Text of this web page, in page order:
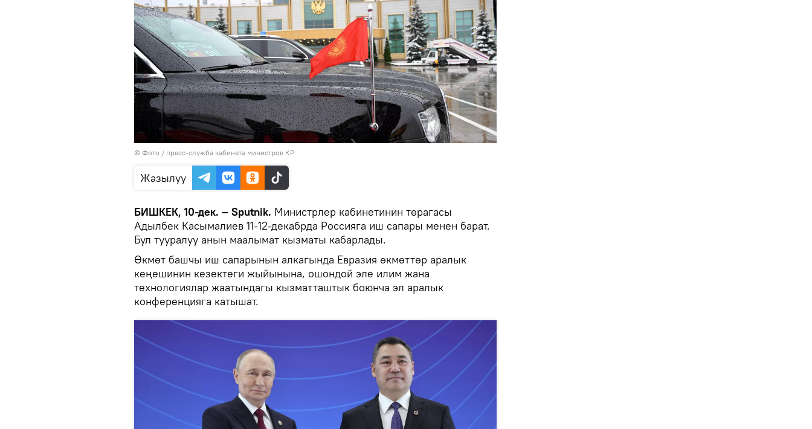
© Фото / пресс-служба кабинета министров КР
Жазылуу
БИШКЕК, 10-дек. – Sputnik. Министрлер кабинетинин төрагасы
Адылбек Касымалиев 11-12-декабрда Россияга иш сапары менен барат.
Бул тууралуу анын маалымат кызматы кабарлады.
Өкмөт башчы иш сапарынын алкагында Евразия өкмөттөр аралык
кеңешинин кезектеги жыйынына, ошондой эле илим жана
технологиялар жаатындагы кызматташтык боюнча эл аралык
конференцияга катышат.